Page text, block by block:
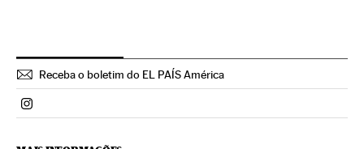
Receba o boletim do EL PAÍS América
Politica El País Brasil en Instagram